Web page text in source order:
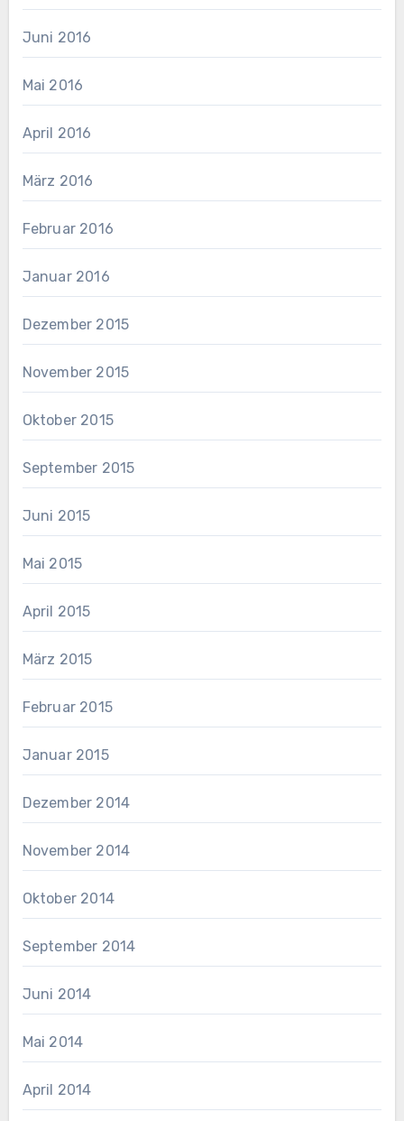
Juni 2016
Mai 2016
April 2016
März 2016
Februar 2016
Januar 2016
Dezember 2015
November 2015
Oktober 2015
September 2015
Juni 2015
Mai 2015
April 2015
März 2015
Februar 2015
Januar 2015
Dezember 2014
November 2014
Oktober 2014
September 2014
Juni 2014
Mai 2014
April 2014